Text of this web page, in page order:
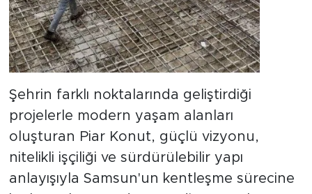
Şehrin farklı noktalarında geliştirdiği
projelerle modern yaşam alanları
oluşturan Piar Konut, güçlü vizyonu,
nitelikli işçiliği ve sürdürülebilir yapı
anlayışıyla Samsun'un kentleşme sürecine